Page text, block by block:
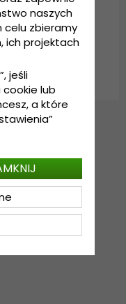
naszych
zbieramy
ich projektach
jeśli
cookie lub
a które